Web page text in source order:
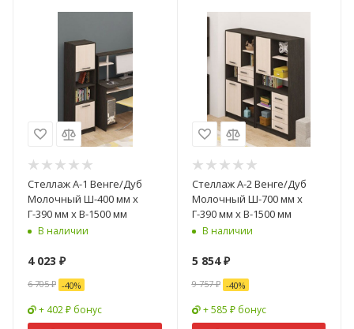
Стеллаж А-1 Венге/Дуб
Молочный Ш-400 мм x
Г-390 мм х В-1500 мм
В наличии
4 023 ₽
6 705₽ -40%
+ 402 ₽ бонус
Стеллаж А-2 Венге/Дуб
Молочный Ш-700 мм x
Г-390 мм х В-1500 мм
В наличии
5 854₽
9 757₽ -40%
+ 585 ₽ бонус